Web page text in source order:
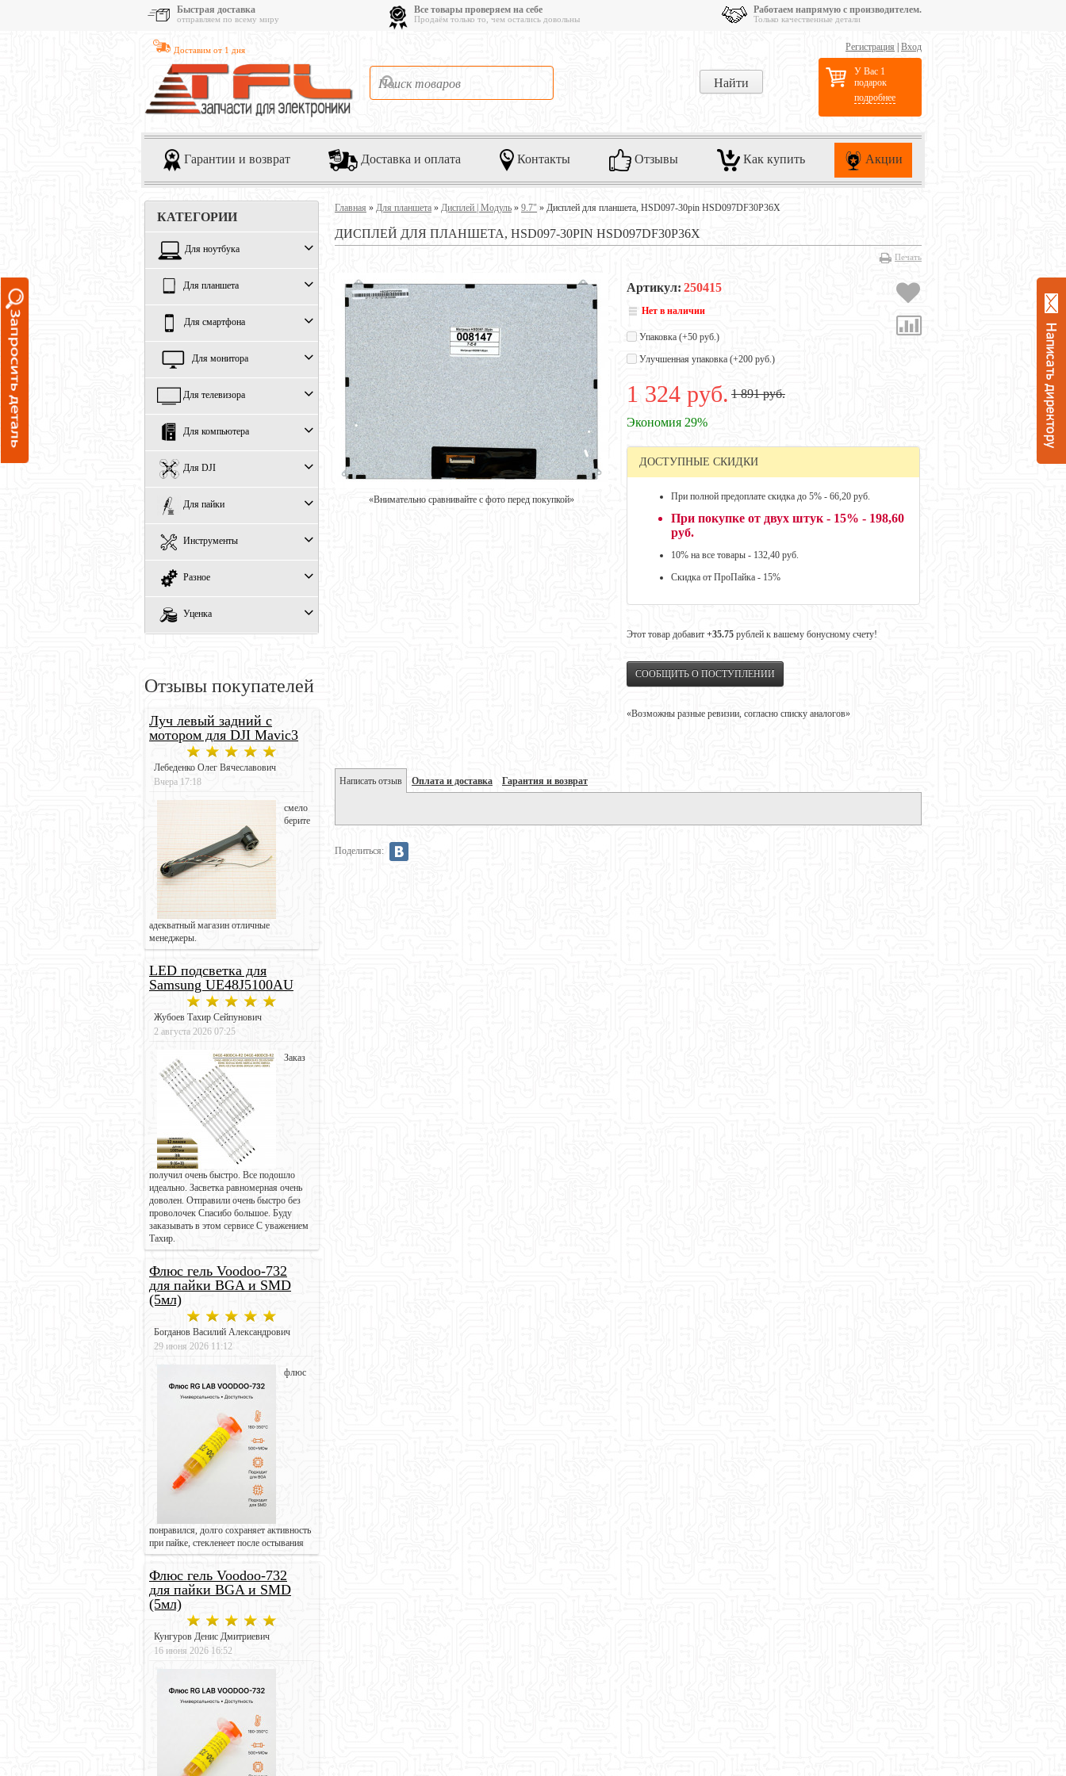
Быстрая доставка
отправляем по всему миру
Все товары проверяем на себе
Продаём только то, чем остались довольны
Работаем напрямую с производителем.
Только качественные детали
Доставим от 1 дня Регистрация Вход
У Вас 1
подарок
подробнее
Гарантии и возврат Доставка и оплата Контакты Отзывы Как купить Акции
КАТЕГОРИИ
Для ноутбука
Для планшета
Для смартфона
Для монитора
Для телевизора
Для компьютера
Для DJI
Для пайки
Инструменты
Разное
Уценка
Отзывы покупателей
Луч левый задний с
мотором для DJI Mavic3
Лебеденко Олег Вячеславович
Вчера 17:18
смело
берите
адекватный магазин отличные
менеджеры.
LED подсветка для
Samsung UE48J5100AU
Жубоев Тахир Сейпунович
2 августа 2026 07:25
Заказ
получил очень быстро. Все подошло
идеально. Засветка равномерная очень
доволен. Отправили очень быстро без
проволочек Спасибо большое. Буду
заказывать в этом сервисе С уважением
Тахир.
Флюс гель Voodoo-732
для пайки BGA и SMD
(5мл)
Богданов Василий Александрович
29 июня 2026 11:12
флюс
понравился, долго сохраняет активность
при пайке, стекленеет после остывания
Флюс гель Voodoo-732
для пайки BGA и SMD
(5мл)
Кунгуров Денис Дмитриевич
16 июня 2026 16:52
Главная » Для планшета » Дисплей | Модуль » 9.7" » Дисплей для планшета, HSD097-30pin HSD097DF30P36X
ДИСПЛЕЙ ДЛЯ ПЛАНШЕТА, HSD097-30PIN HSD097DF30P36X
Печать
«Внимательно сравнивайте с фото перед покупкой»
Артикул: 250415
Нет в наличии
Упаковка (+50 руб.)
Улучшенная упаковка (+200 руб.)
1 324 руб. 1 891 руб.
Экономия 29%
ДОСТУПНЫЕ СКИДКИ
При полной предоплате скидка до 5% - 66,20 руб.
При покупке от двух штук - 15% - 198,60
руб.
10% на все товары - 132,40 руб.
Скидка от ПроПайка - 15%
Этот товар добавит +35.75 рублей к вашему бонусному счету!
СООБЩИТЬ О ПОСТУПЛЕНИИ
«Возможны разные ревизии, согласно списку аналогов»
Написать отзыв Оплата и доставка Гарантия и возврат
Поделиться: